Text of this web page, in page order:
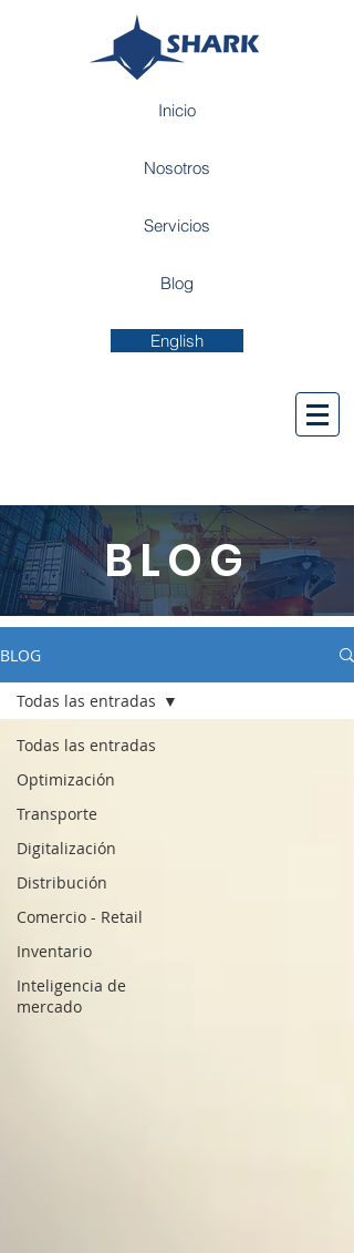
Inicio
Nosotros
Servicios
Blog
English
BLOG
BLOG
Todas las entradas
Optimización
Transporte
Digitalización
Distribución
Comercio - Retail
Inventario
Inteligencia de
mercado
Todas las entradas